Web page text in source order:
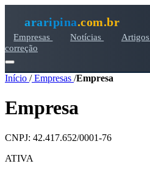
araripina.com.br
Empresas Notícias Artigos
correção
Início /Empresas /Empresa
Empresa
CNPJ: 42.417.652/0001-76
ATIVA